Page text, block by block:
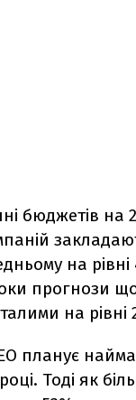
бюджетів на
на
прогнози
на рівні
планує
Тоді як